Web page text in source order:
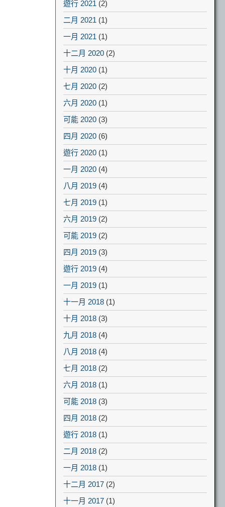
遊行 2021 (2)
二月 2021 (1)
一月 2021 (1)
十二月 2020 (2)
十月 2020 (1)
七月 2020 (2)
六月 2020 (1)
可能 2020 (3)
四月 2020 (6)
遊行 2020 (1)
一月 2020 (4)
八月 2019 (4)
七月 2019 (1)
六月 2019 (2)
可能 2019 (2)
四月 2019 (3)
遊行 2019 (4)
一月 2019 (1)
十一月 2018 (1)
十月 2018 (3)
九月 2018 (4)
八月 2018 (4)
七月 2018 (2)
六月 2018 (1)
可能 2018 (3)
四月 2018 (2)
遊行 2018 (1)
二月 2018 (2)
一月 2018 (1)
十二月 2017 (2)
十一月 2017 (1)